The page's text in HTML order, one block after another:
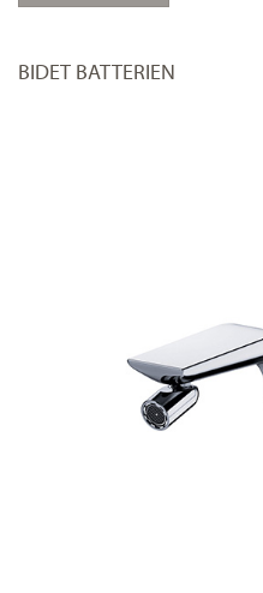
BIDET BATTERIEN